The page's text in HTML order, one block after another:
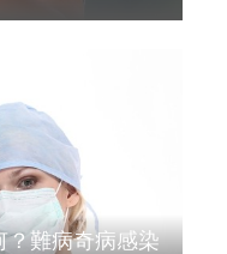
？難病奇病感染